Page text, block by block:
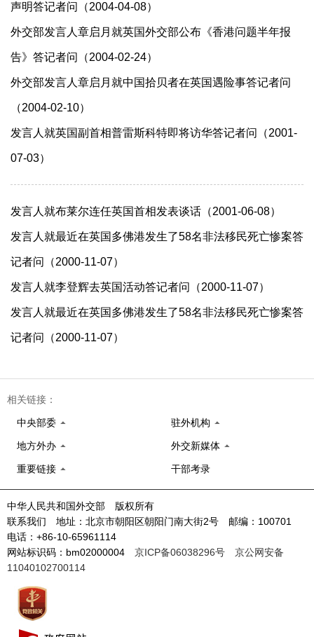
声明答记者问（2004-04-08）
外交部发言人章启月就英国外交部公布《香港问题半年报
告》答记者问（2004-02-24）
外交部发言人章启月就中国拾贝者在英国遇险事答记者问
（2004-02-10）
发言人就英国副首相普雷斯科特即将访华答记者问（2001-
07-03）
发言人就布莱尔连任英国首相发表谈话（2001-06-08）
发言人就最近在英国多佛港发生了58名非法移民死亡惨案答
记者问（2000-11-07）
发言人就李登辉去英国活动答记者问（2000-11-07）
发言人就最近在英国多佛港发生了58名非法移民死亡惨案答
记者问（2000-11-07）
相关链接：
中央部委 驻外机构
地方外办 外交新媒体
重要链接 干部考录
中华人民共和国外交部 版权所有
联系我们 地址：北京市朝阳区朝阳门南大街2号 邮编：100701
电话：+86-10-65961114
网站标识码：bm02000004 京ICP备06038296号
京公网安备
11040102700114